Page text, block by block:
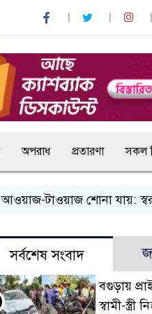
অপরাধ প্রতারণা সকল
শোনা যায়: স্বরাষ্ট্রমন্ত্রী
সর্বশেষ সংবাদ
বগুড়ায়
স্বামী-স্ত্রী